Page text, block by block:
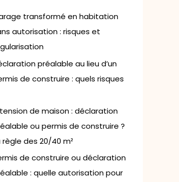
transformé en habitation
autorisation : risques et
préalable au lieu d’un
de construire : quels risques
de maison : déclaration
ou permis de construire ?
règle des 20/40 m²
de construire ou déclaration
: quelle autorisation pour